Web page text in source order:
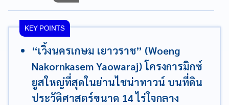
KEY POINTS
“เวิ้งนครเกษม เยาวราช” (Woeng
Nakornkasem Yaowaraj) โครงการมิกซ์
ยูสใหญ่ที่สุดในย่านไชน่าทาวน์ บนที่ดิน
ประวัติศาสตร์ขนาด 14 ไร่ใจกลาง